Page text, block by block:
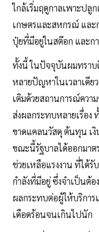
ใกล้เริ่มฤดูกาลเพาะปลูก
เกษตรและสหกรณ์ และ
ปุ๋ยที่มีอยู่ในสต๊อก และก
ทั้งนี้ ในปัจจุบันผมทรา
หลายปัญหาในเวลาเดีย
เติมด้วยสถานการณ์ควา
ส่งผลกระทบหลายเรื่อง
ขาดแคลนวัสดุ ต้นทุน เงิ
ขณะนี้รัฐบาลได้ออกมาต
ช่วยเหลือแรงงาน ที่ได้รั
กำลังที่มีอยู่ ซึ่งจำเป็นต้อ
ผลกระทบต่อผู้ให้บริการ
เดือดร้อนจนเกินไปนัก